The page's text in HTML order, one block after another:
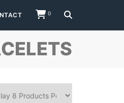
0